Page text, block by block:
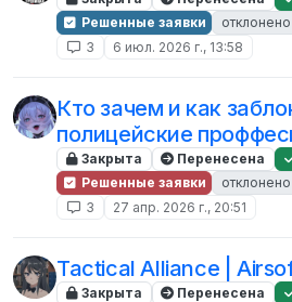
Решенные заявки
отклонено
3
6 июл. 2026 г., 13:58
Кто зачем и как
полицейские
Закрыта Перенесена
Решенные заявки
отклонено
3
27 апр. 2026 г., 20:51
Tactical Alliance |
Закрыта Перенесена